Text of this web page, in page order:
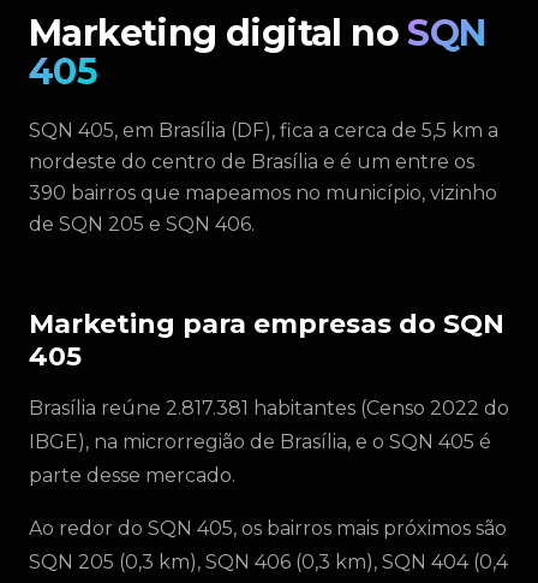
Marketing digital noSQN
405
SQN 405, em Brasília (DF), fica a cerca de 5,5 km a
nordeste do centro de Brasília e é um entre os
390 bairros que mapeamos no município, vizinho
de SQN 205 e SQN 406.
Marketing para empresas do SQN
405
Brasília reúne 2.817.381 habitantes (Censo 2022 do
IBGE), na microrregião de Brasília, e o SQN 405 é
parte desse mercado.
Ao redor do SQN 405, os bairros mais próximos são
SQN 205 (0,3 km), SQN 406 (0,3 km), SQN 404 (0,4